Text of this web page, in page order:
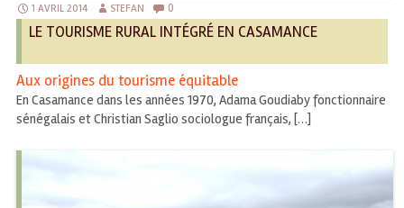
1 AVRIL 2014 STEFAN 0
LE TOURISME RURAL INTÉGRÉ EN CASAMANCE
Aux origines du tourisme équitable
En Casamance dans les années 1970, Adama Goudiaby fonctionnaire
sénégalais et Christian Saglio sociologue français, […]